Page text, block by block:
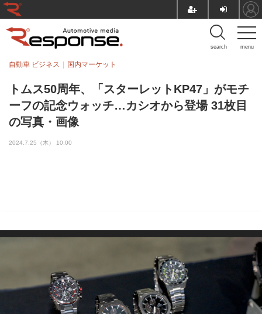
menu
search
トムス50周年、「スターレットKP47」がモチ
ーフの記念ウォッチ…カシオから登場 31枚目
の写真・画像
自動車 ビジネス 国内マーケット
2024.7.25（木） 10:00